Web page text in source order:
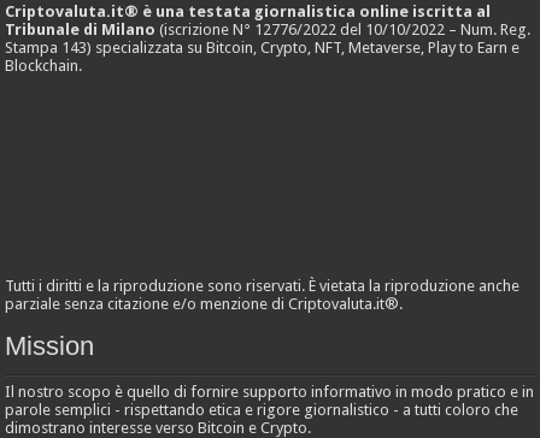
Criptovaluta.it® è una testata giornalistica online iscritta al
Tribunale di Milano (iscrizione N° 12776/2022 del 10/10/2022 – Num. Reg.
Stampa 143) specializzata su Bitcoin, Crypto, NFT, Metaverse, Play to Earn e
Blockchain.
Tutti i diritti e la riproduzione sono riservati. È vietata la riproduzione anche
parziale senza citazione e/o menzione di Criptovaluta.it®.
Mission
Il nostro scopo è quello di fornire supporto informativo in modo pratico e in
parole semplici - rispettando etica e rigore giornalistico - a tutti coloro che
dimostrano interesse verso Bitcoin e Crypto.